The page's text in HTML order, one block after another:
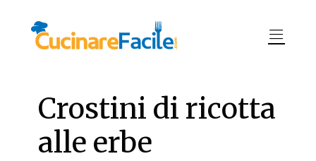
Crostini di ricotta
alle erbe